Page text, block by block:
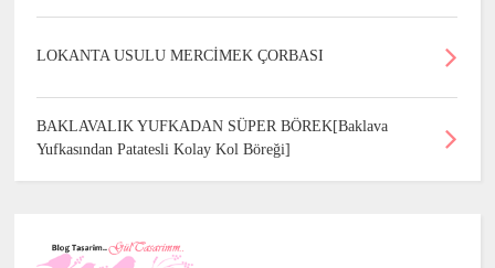
LOKANTA USULU MERCİMEK ÇORBASI
BAKLAVALIK YUFKADAN SÜPER BÖREK[Baklava
Yufkasından Patatesli Kolay Kol Böreği]